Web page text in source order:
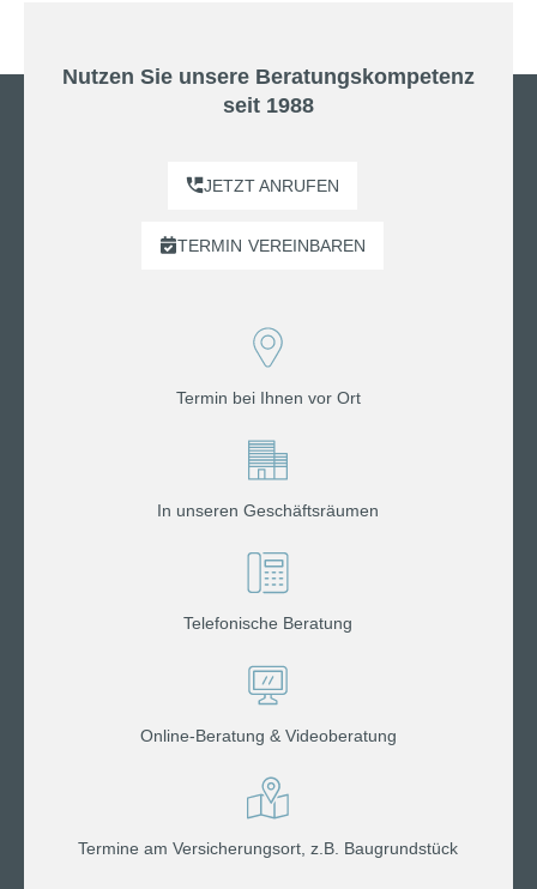
Nutzen Sie unsere Beratungskompetenz
seit 1988
JETZT ANRUFEN
TERMIN VEREINBAREN
Termin bei Ihnen vor Ort
In unseren Geschäftsräumen
Telefonische Beratung
Online-Beratung & Videoberatung
Termine am Versicherungsort, z.B. Baugrundstück